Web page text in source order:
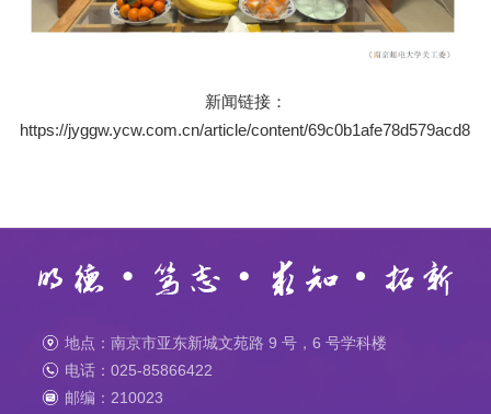
新闻链接：
https://jyggw.ycw.com.cn/article/content/
地点：南京市亚东新城文苑路 9 号，6 号学科楼
电话：025-85866422
邮编：210023